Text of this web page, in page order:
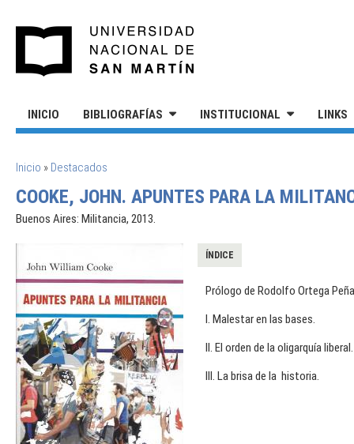
INICIO BIBLIOGRAFÍAS INSTITUCIONAL LINKS
SE ENCUENTRA USTED AQUÍ
Inicio » Destacados
COOKE, JOHN. APUNTES PARA LA
Buenos Aires: Militancia, 2013.
ÍNDICE
Prólogo de Rodolfo Ortega
I. Malestar en las bases.
II. El orden de la oligarquía liberal.
III. La brisa de la historia.